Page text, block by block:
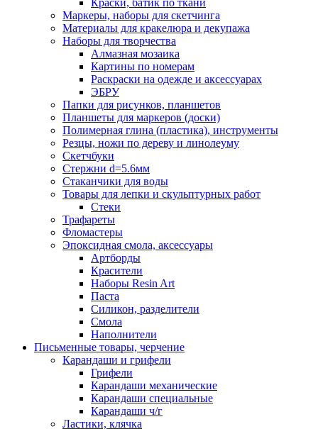
Маркеры, наборы для скетчинга
Материалы для кракелюра и декупажа
Наборы для творчества
Алмазная мозаика
Картины по номерам
Раскраски на одежде и аксессуарах
ЭБРУ
Папки для рисунков, планшетов
Планшеты для маркеров (доски)
Полимерная глина (пластика), инструменты
Резцы, ножи по дереву и линолеуму
Скетчбуки
Стержни d=5.6мм
Стаканчики для воды
Товары для лепки и скульптурных работ
Стеки
Трафареты
Фломастеры
Эпоксидная смола, аксессуары
Артборды
Красители
Наборы Resin Art
Паста
Силикон, разделители
Смола
Наполнители
Письменные товары, черчение
Карандаши и грифели
Грифели
Карандаши механические
Карандаши специальные
Карандаши ч/г
Ластики, клячка